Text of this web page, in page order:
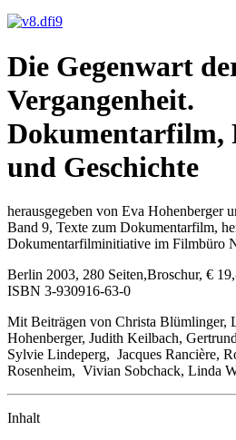
Die Gegenwart
Vergangenheit.
Dokumentarfilm,
und Geschichte
herausgegeben von Eva Hohenberger
Band 9, Texte zum Dokumentarfilm,
Dokumentarfilminitiative im Filmbüro
Berlin 2003, 280 Seiten,Broschur, €
ISBN 3-930916-63-0
Mit Beiträgen von Christa Blümlinger,
Hohenberger, Judith Keilbach,
Sylvie Lindeperg, Jacques Rancière,
Rosenheim, Vivian Sobchack, Linda
Inhalt